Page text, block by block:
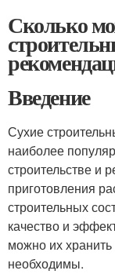
Сколько
Введение
Сухие
наиболее
строительстве и
приготовления
строительных
качество и
можно их хранить
необходимы.